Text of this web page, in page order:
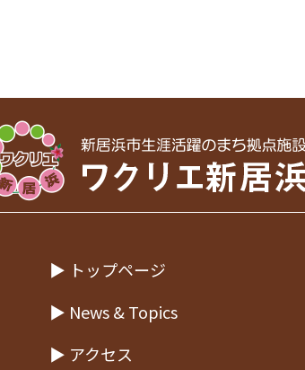
▶ トップページ
▶ News & Topics
▶ アクセス